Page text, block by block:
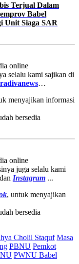
Terjual Dalam
Babel
Unit Siaga SAR
online
selalu kami sajikan di
…
menyajikan informasi
bersedia
online
juga selalu kami
dan Instagram ...
, untuk menyajikan
bersedia
Cholil Staquf Masa
PBNU Pemkot
PWNU Babel